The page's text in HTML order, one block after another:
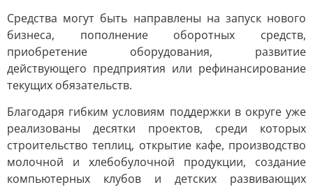
Средства могут быть направлены на запуск нового
бизнеса, пополнение оборотных средств,
приобретение оборудования, развитие
действующего предприятия или рефинансирование
текущих обязательств.
Благодаря гибким условиям поддержки в округе уже
реализованы десятки проектов, среди которых
строительство теплиц, открытие кафе, производство
молочной и хлебобулочной продукции, создание
компьютерных клубов и детских развивающих